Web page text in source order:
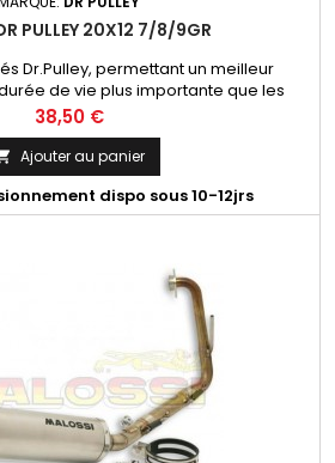
PULLEY 20X12 7/8/9GR
Dr.Pulley, permettant un meilleur
de vie plus importante que les
galets traditionnels.
Prix
38,50 €
Ajouter au panier
dispo sous 10-12jrs